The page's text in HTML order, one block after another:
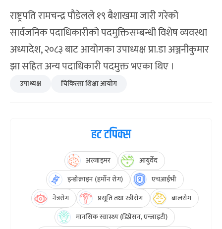
राष्ट्रपति रामचन्द्र पौडेलले १९ बैशाखमा जारी गरेको
सार्वजनिक पदाधिकारीको पदमुक्तिसम्बन्धी विशेष व्यवस्था
अध्यादेश, २०८३ बाट आयोगका उपाध्यक्ष प्रा.डा अञ्जनीकुमार
झा सहित अन्य पदाधिकारी पदमुक्त भएका थिए ।
उपाध्यक्ष चिकित्सा शिक्षा आयोग
हट टपिक्स
अल्जाइमर
आयुर्वेद
इन्डोक्राइन (हर्मोन रोग)
एचआईभी
नेत्ररोग
प्रसूति तथा स्त्रीरोग
बालरोग
मानसिक स्वास्थ्य (डिप्रेसन, एन्जाइटी)